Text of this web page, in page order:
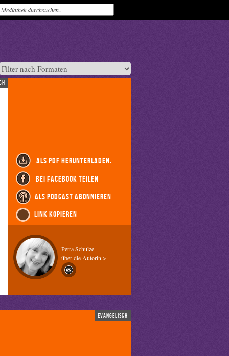
als PDF herunterladen.
bei Facebook teilen
als Podcast abonnieren
Link kopieren
Petra Schulze
über die Autorin >
evangelisch